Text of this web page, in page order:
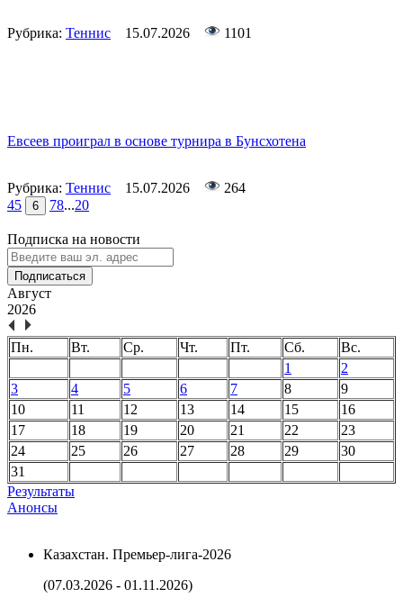
Рубрика: Теннис 15.07.2026 1101
Евсеев проиграл в основе турнира в Бунсхотена
Рубрика: Теннис 15.07.2026
264
45 6 78...20
Подписка на новости
Подписаться
Август
2026
Пн. Вт. Ср. Чт. Пт. Сб.
Вс.
1
2
3
4 5 6 7 8
9
10
11 12 13 14 15
16
17
18 19 20 21 22
23
24
25 26 27 28 29
30
31
Результаты
Анонсы
Казахстан. Премьер-лига-2026
(07.03.2026 - 01.11.2026)